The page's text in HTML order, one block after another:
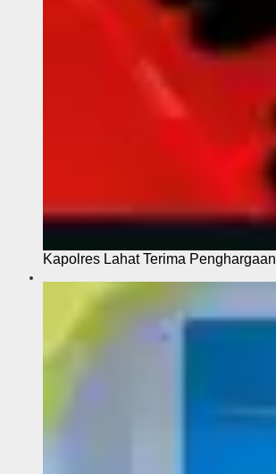
Kapolres Lahat Terima